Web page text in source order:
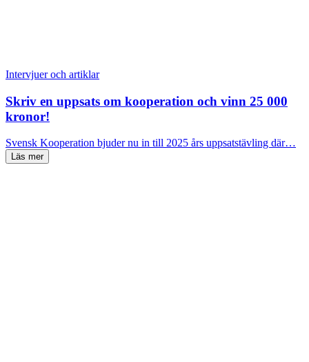
Intervjuer och artiklar
Skriv en uppsats om kooperation och vinn 25 000
kronor!
Svensk Kooperation bjuder nu in till 2025 års uppsatstävling där…
Läs mer